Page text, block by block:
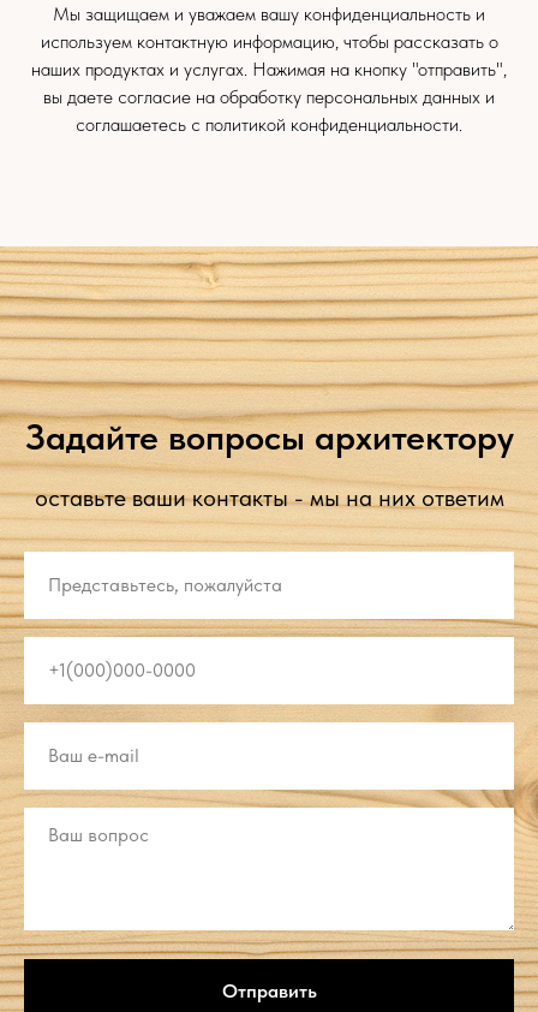
Мы защищаем и уважаем вашу конфиденциальность и
используем контактную информацию, чтобы рассказать о
наших продуктах и услугах. Нажимая на кнопку "отправить",
вы даете согласие на обработку персональных данных и
соглашаетесь c политикой конфиденциальности.
Задайте вопросы архитектору
оставьте ваши контакты - мы на них ответим
Отправить